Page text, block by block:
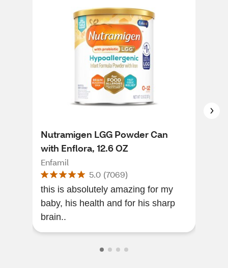
Nutramigen LGG Powder Can
with Enflora, 12.6 OZ
Enfamil
5.0 (7069)
this is absolutely amazing for my
baby, his health and for his sharp
brain..